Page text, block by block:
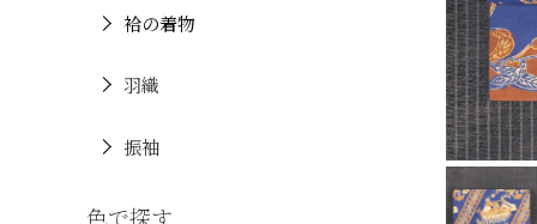
袷の着物
羽織
振袖
色で探す